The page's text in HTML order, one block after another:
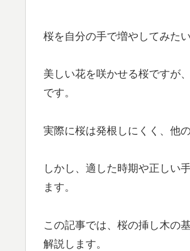
桜を自分の手で増やしてみた
美しい花を咲かせる桜ですが
です。
実際に桜は発根しにくく、他
しかし、適した時期や正しい
ます。
この記事では、桜の挿し木の
解説します。